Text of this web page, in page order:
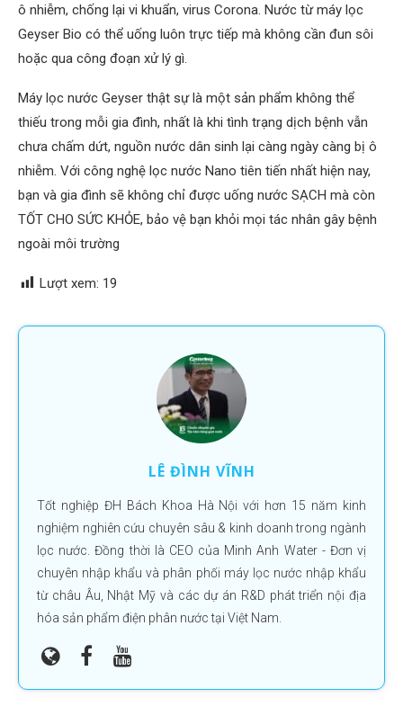
ô nhiễm, chống lại vi khuẩn, virus Corona. Nước từ máy lọc
Geyser Bio có thể uống luôn trực tiếp mà không cần đun sôi
hoặc qua công đoạn xử lý gì.
Máy lọc nước Geyser thật sự là một sản phẩm không thể
thiếu trong mỗi gia đình, nhất là khi tình trạng dịch bệnh vẫn
chưa chấm dứt, nguồn nước dân sinh lại càng ngày càng bị ô
nhiễm. Với công nghệ lọc nước Nano tiên tiến nhất hiện nay,
bạn và gia đình sẽ không chỉ được uống nước SẠCH mà còn
TỐT CHO SỨC KHỎE, bảo vệ bạn khỏi mọi tác nhân gây bệnh
ngoài môi trường
Lượt xem: 19
LÊ ĐÌNH VĨNH
Tốt nghiệp ĐH Bách Khoa Hà Nội với hơn 15 năm kinh
nghiệm nghiên cứu chuyên sâu & kinh doanh trong ngành
lọc nước. Đồng thời là CEO của Minh Anh Water - Đơn vị
chuyên nhập khẩu và phân phối máy lọc nước nhập khẩu
từ châu Âu, Nhật Mỹ và các dự án R&D phát triển nội địa
hóa sản phẩm điện phân nước tại Việt Nam.